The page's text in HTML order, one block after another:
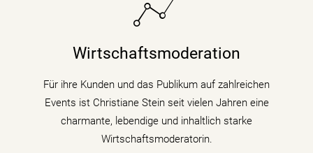
Wirtschaftsmoderation
Für ihre Kunden und das Publikum auf zahlreichen
Events ist Christiane Stein seit vielen Jahren eine
charmante, lebendige und inhaltlich starke
Wirtschaftsmoderatorin.
Sie bringt fundiertes Hintergrundwissen (Digitalisierung
politische Zusammenhänge auf Podiumsdiskussionen
mehr erfahren